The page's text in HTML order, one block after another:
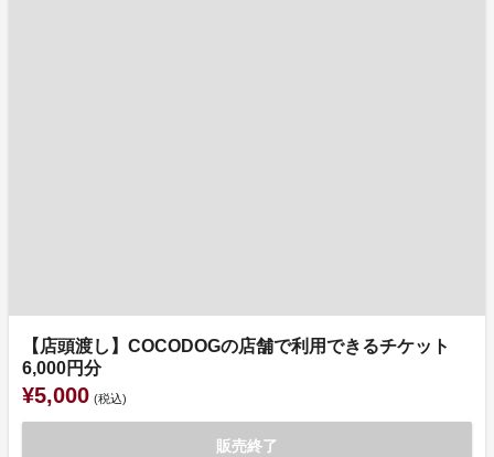
【店頭渡し】COCODOGの店舗で利用できるチケット
6,000円分
¥5,000 (税込)
販売終了